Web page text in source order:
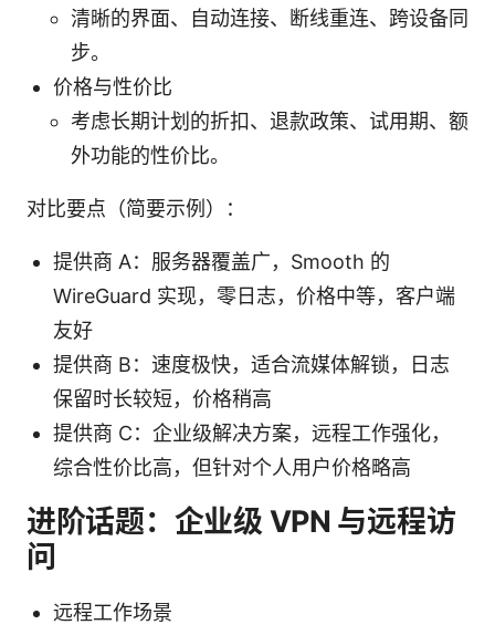
清晰的界面、自动连接、断线重连、跨设备同
步。
价格与性价比
考虑长期计划的折扣、退款政策、试用期、额
外功能的性价比。
对比要点（简要示例）：
提供商 A：服务器覆盖广，Smooth 的
WireGuard 实现，零日志，价格中等，客户端
友好
提供商 B：速度极快，适合流媒体解锁，日志
保留时长较短，价格稍高
提供商 C：企业级解决方案，远程工作强化，
综合性价比高，但针对个人用户价格略高
进阶话题：企业级 VPN 与远程访
问
远程工作场景